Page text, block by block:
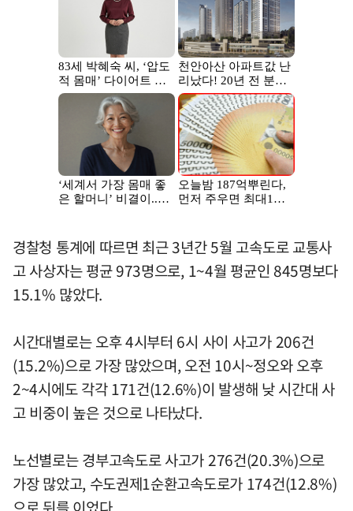
경찰청 통계에 따르면 최근 3년간 5월 고속도로 교통사
고 사상자는 평균 973명으로, 1~4월 평균인 845명보다
15.1% 많았다.
시간대별로는 오후 4시부터 6시 사이 사고가 206건
(15.2%)으로 가장 많았으며, 오전 10시~정오와 오후
2~4시에도 각각 171건(12.6%)이 발생해 낮 시간대 사
고 비중이 높은 것으로 나타났다.
노선별로는 경부고속도로 사고가 276건(20.3%)으로
가장 많았고, 수도권제1순환고속도로가 174건(12.8%)